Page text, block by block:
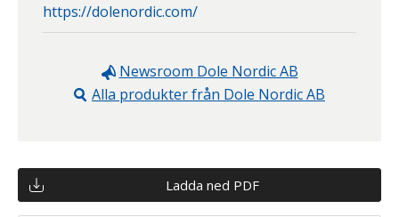
https://dolenordic.com/
Newsroom Dole Nordic AB
Alla produkter från Dole Nordic AB
Ladda ned PDF